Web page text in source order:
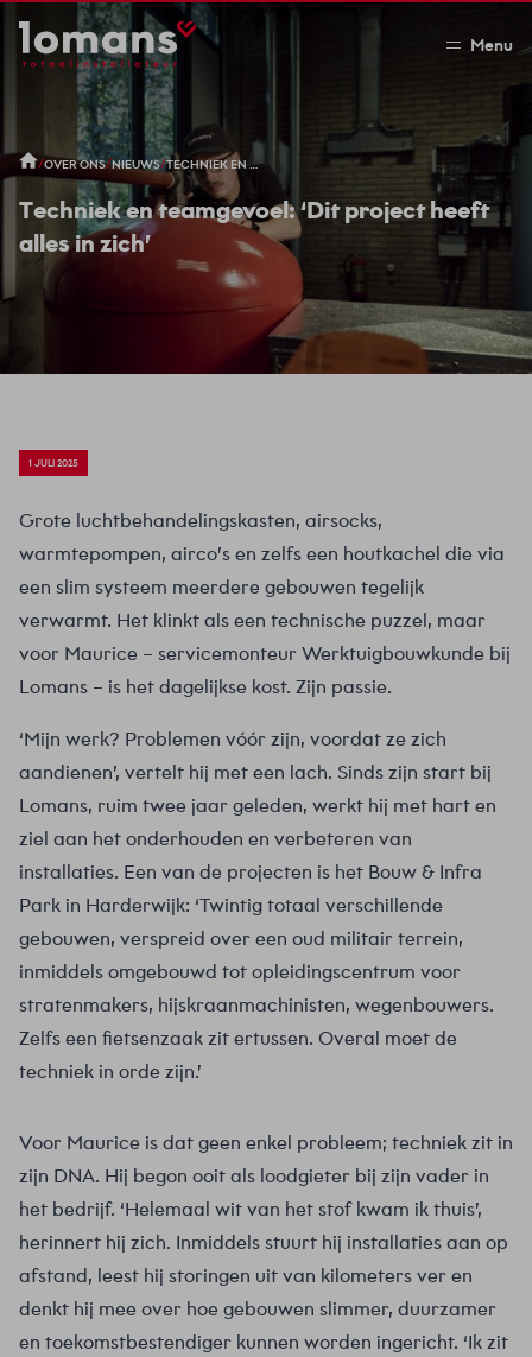
Menu
/OVER ONS/NIEUWS/ TECHNIEK EN TEAMGEVOEL: ‘DIT PROJECT HEEFT ALLES IN ZICH’
Techniek en teamgevoel: ‘Dit project heeft
alles in zich’
1 JULI 2025
Grote luchtbehandelingskasten, airsocks,
warmtepompen, airco’s en zelfs een houtkachel die via
een slim systeem meerdere gebouwen tegelijk
verwarmt. Het klinkt als een technische puzzel, maar
voor Maurice – servicemonteur Werktuigbouwkunde bij
Lomans – is het dagelijkse kost. Zijn passie.
‘Mijn werk? Problemen vóór zijn, voordat ze zich
aandienen’, vertelt hij met een lach. Sinds zijn start bij
Lomans, ruim twee jaar geleden, werkt hij met hart en
ziel aan het onderhouden en verbeteren van
installaties. Een van de projecten is het Bouw & Infra
Park in Harderwijk: ‘Twintig totaal verschillende
gebouwen, verspreid over een oud militair terrein,
inmiddels omgebouwd tot opleidingscentrum voor
stratenmakers, hijskraanmachinisten, wegenbouwers.
Zelfs een fietsenzaak zit ertussen. Overal moet de
techniek in orde zijn.’
Voor Maurice is dat geen enkel probleem; techniek zit in
zijn DNA. Hij begon ooit als loodgieter bij zijn vader in
het bedrijf. ‘Helemaal wit van het stof kwam ik thuis’,
herinnert hij zich. Inmiddels stuurt hij installaties aan op
afstand, leest hij storingen uit van kilometers ver en
denkt hij mee over hoe gebouwen slimmer, duurzamer
en toekomstbestendiger kunnen worden ingericht. ‘Ik zit